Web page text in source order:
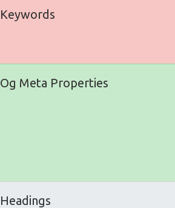
Keywords
Og Meta Properties
Headings